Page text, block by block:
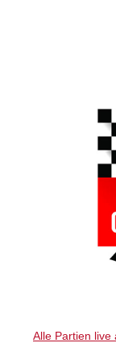
Alle Partien live